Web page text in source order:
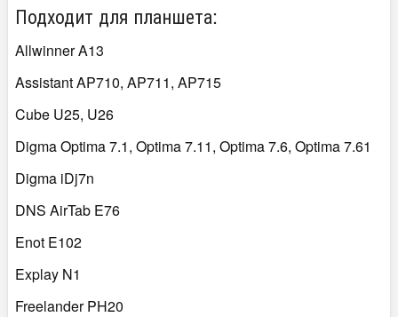
Подходит для планшета:
Allwinner A13
Assistant AP710, AP711, AP715
Cube U25, U26
Digma Optima 7.1, Optima 7.11, Optima 7.6, Optima 7.61
Digma iDj7n
DNS AirTab E76
Enot E102
Explay N1
Freelander PH20